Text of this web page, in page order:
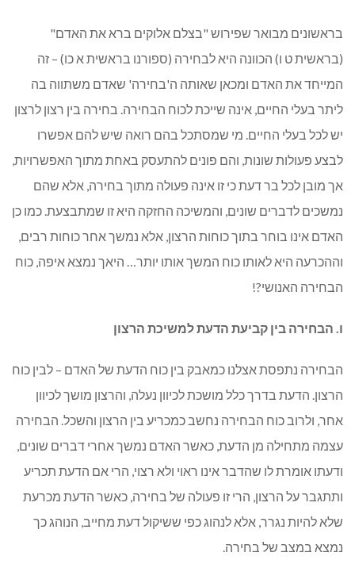
בראשונים מבואר שפירוש "בצלם אלוקים ברא את האדם"
(בראשית ט ו) הכוונה היא לבחירה (ספורנו בראשית א כו) – זה
המייחד את האדם ומכאן שאותה ה'בחירה' שאדם משתווה בה
ליתר בעלי החיים, אינה שייכת לכוח הבחירה. בחירה בין רצון לרצון
יש לכל בעלי החיים. מי שמסתכל בהם רואה שיש להם אפשרו
לבצע פעולות שונות, והם פונים להתעסק באחת מתוך האפשרויות,
אך מובן לכל בר דעת כי זו אינה פעולה מתוך בחירה, אלא שהם
נמשכים לדברים שונים, והמשיכה החזקה היא זו שמתבצעת. כמו כן
האדם אינו בוחר בתוך כוחות הרצון, אלא נמשך אחר כוחות רבים,
וההכרעה היא לאותו כוח המשך אותו יותר… היאך נמצא איפה, כוח
הבחירה האנושי?!
ו. הבחירה בין קביעת הדעת למשיכת הרצון
הבחירה נתפסת אצלנו כמאבק בין כוח הדעת של האדם – לבין כוח
הרצון. הדעת בדרך כלל מושכת לכיוון נעלה, והרצון מושך לכיוון
אחר, ולרוב כוח הבחירה נחשב כמכריע בין הרצון והשכל. הבחירה
עצמה מתחילה מן הדעת, כאשר האדם נמשך אחרי דברים שונים,
ודעתו אומרת לו שהדבר אינו ראוי ולא רצוי, הרי אם הדעת תכריע
ותתגבר על הרצון, הרי זו פעולה של בחירה, כאשר הדעת מכרעת
שלא להיות נגרר, אלא לנהוג כפי ששיקול דעת מחייב, הנוהג כך
נמצא במצב של בחירה.